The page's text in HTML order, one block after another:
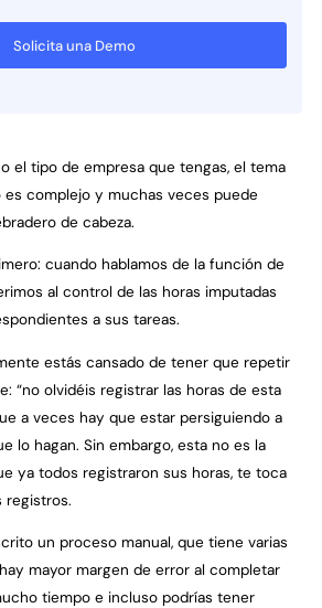
Solicita una Demo
el tipo de empresa que tengas, el tema
complejo y muchas veces puede
de cabeza.
cuando hablamos de la función de
al control de las horas imputadas
a sus tareas.
estás cansado de tener que repetir
“no olvidéis registrar las horas de esta
a veces hay que estar persiguiendo a
lo hagan. Sin embargo, esta no es la
ya todos registraron sus horas, te toca
registros.
un proceso manual, que tiene varias
mayor margen de error al completar
tiempo e incluso podrías tener